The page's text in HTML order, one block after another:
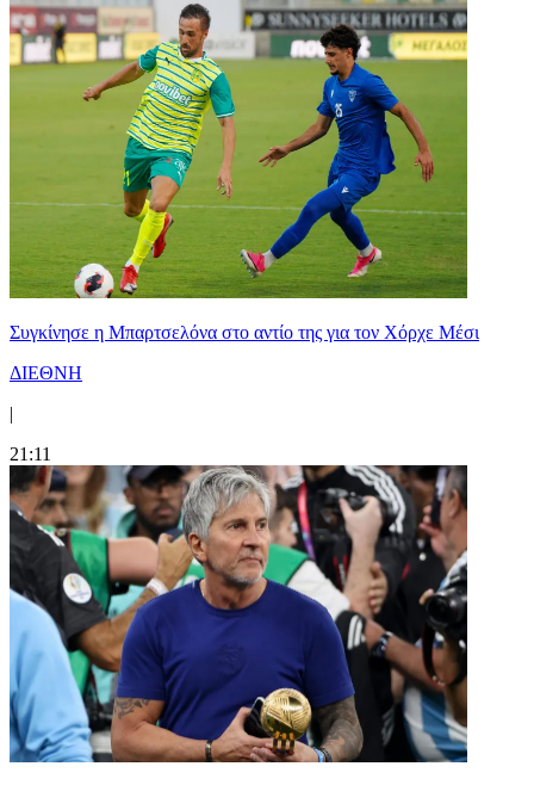
Συγκίνησε η Μπαρτσελόνα στο αντίο της για τον Χόρχε Μέσι
ΔΙΕΘΝΗ
|
21:11